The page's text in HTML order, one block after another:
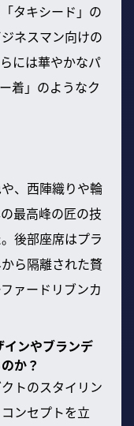
タキシード」の
ネスマン向けの
には華やかなパ
着」のようなク
、西陣織りや輪
最高峰の匠の技
後部座席はプラ
ら隔離された贅
ァードリブンカ
インやブランデ
か？
トのスタイリン
ンセプトを立